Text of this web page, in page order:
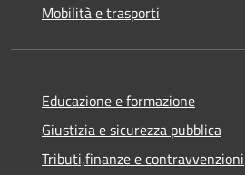
Mobilità e trasporti
Educazione e formazione
Giustizia e sicurezza pubblica
Tributi,finanze e contravvenzioni